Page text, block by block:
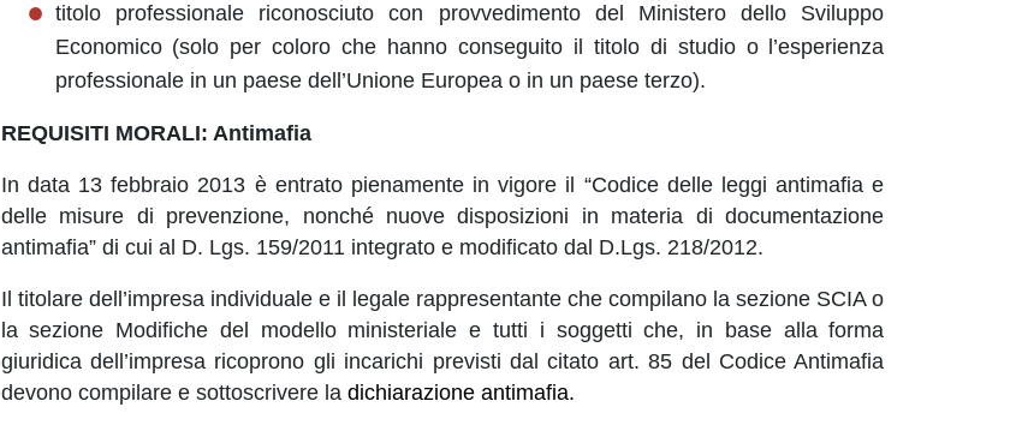
titolo professionale riconosciuto con provvedimento del Ministero dello Sviluppo
Economico (solo per coloro che hanno conseguito il titolo di studio o l’esperienza
professionale in un paese dell’Unione Europea o in un paese terzo).
REQUISITI MORALI: Antimafia
In data 13 febbraio 2013 è entrato pienamente in vigore il “Codice delle leggi antimafia e
delle misure di prevenzione, nonché nuove disposizioni in materia di documentazione
antimafia” di cui al D. Lgs. 159/2011 integrato e modificato dal D.Lgs. 218/2012.
Il titolare dell’impresa individuale e il legale rappresentante che compilano la sezione SCIA o
la sezione Modifiche del modello ministeriale e tutti i soggetti che, in base alla forma
giuridica dell’impresa ricoprono gli incarichi previsti dal citato art. 85 del Codice Antimafia
devono compilare e sottoscrivere la dichiarazione antimafia.